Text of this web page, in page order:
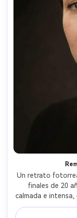
Un retrato
finales de 20
calmada e
sin costuras,
softbox blando